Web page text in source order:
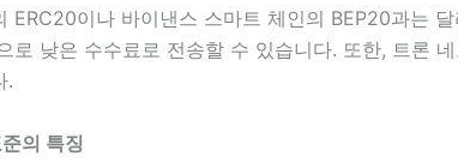
ERC20이나 바이낸스 스마트 체인의 BEP20과는
로 낮은 수수료로 전송할 수 있습니다. 또한, 트론
.
의 특징